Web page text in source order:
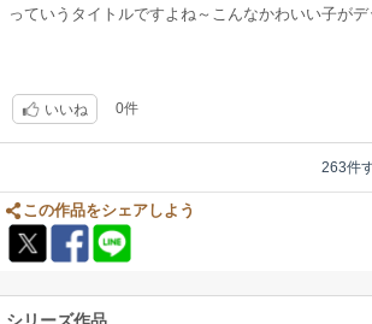
っていうタイトルですよね～こんなかわいい子が
いいね 0件
263件
この作品をシェアしよう
シリーズ作品